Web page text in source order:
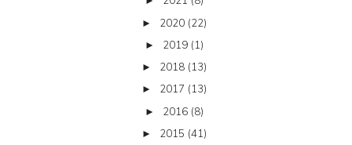
► 2020 (22)
► 2019 (1)
► 2018 (13)
► 2017 (13)
► 2016 (8)
► 2015 (41)